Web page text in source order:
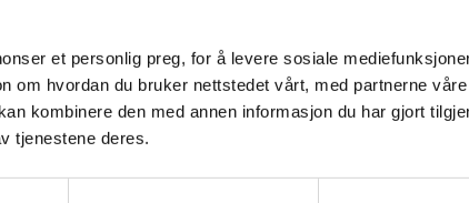
et personlig preg, for å levere sosiale
om hvordan du bruker nettstedet vårt, med partnerne
kombinere den med annen informasjon du har gjort
tjenestene deres.
unntak av
jakt eller
medier